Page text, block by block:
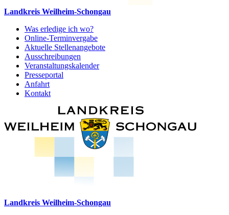
Landkreis Weilheim-Schongau
Was erledige ich wo?
Online-Terminvergabe
Aktuelle Stellenangebote
Ausschreibungen
Veranstaltungskalender
Presseportal
Anfahrt
Kontakt
Landkreis Weilheim-Schongau